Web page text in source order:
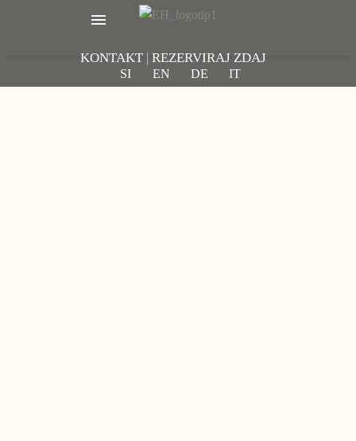
KONTAKT | REZERVIRAJ ZDAJ
SI EN DE IT